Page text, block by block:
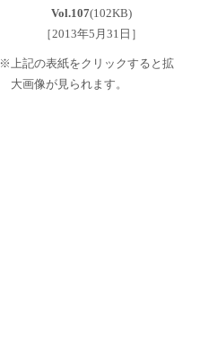
Vol.107(102KB)
［2013年5月31日］
※上記の表紙をクリックすると拡
大画像が見られます。